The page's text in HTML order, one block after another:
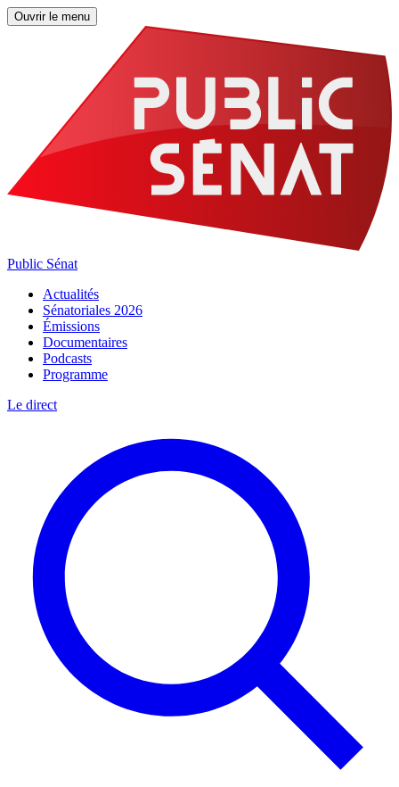
Ouvrir le menu
Public Sénat
Actualités
Sénatoriales 2026
Émissions
Documentaires
Podcasts
Programme
Le direct